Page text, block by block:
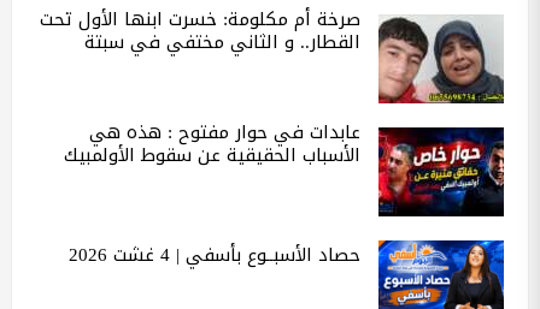
صرخة أم مكلومة: خسرت ابنها الأول تحت
القطار.. و الثاني مختفي في سبتة
عابدات في حوار مفتوح : هذه هي
الأسباب الحقيقية عن سقوط الأولمبيك
حصاد الأسبــوع بأسفي | 4 غشت 2026